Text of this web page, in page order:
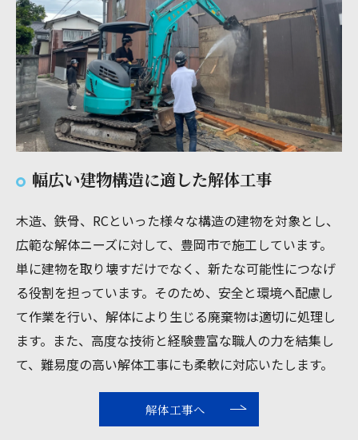
幅広い建物構造に適した解体工事
木造、鉄骨、RCといった様々な構造の建物を対象とし、
広範な解体ニーズに対して、豊岡市で施工しています。
単に建物を取り壊すだけでなく、新たな可能性につなげ
る役割を担っています。そのため、安全と環境へ配慮し
て作業を行い、解体により生じる廃棄物は適切に処理し
ます。また、高度な技術と経験豊富な職人の力を結集し
て、難易度の高い解体工事にも柔軟に対応いたします。
解体工事へ